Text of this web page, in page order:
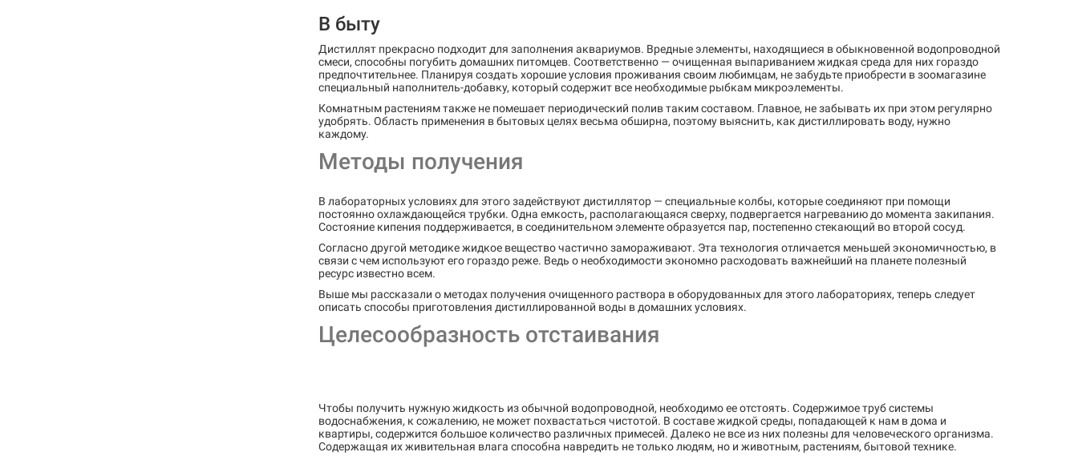
В быту
Дистиллят прекрасно подходит для заполнения аквариумов. Вредные элементы, находящиеся в обыкновенной водопроводной
смеси, способны погубить домашних питомцев. Соответственно — очищенная выпариванием жидкая среда для них гораздо
предпочтительнее. Планируя создать хорошие условия проживания своим любимцам, не забудьте приобрести в зоомагазине
специальный наполнитель-добавку, который содержит все необходимые рыбкам микроэлементы.
Комнатным растениям также не помешает периодический полив таким составом. Главное, не забывать их при этом регулярно
удобрять. Область применения в бытовых целях весьма обширна, поэтому выяснить, как дистиллировать воду, нужно
каждому.
Методы получения
В лабораторных условиях для этого задействуют дистиллятор — специальные колбы, которые соединяют при помощи
постоянно охлаждающейся трубки. Одна емкость, располагающаяся сверху, подвергается нагреванию до момента закипания.
Состояние кипения поддерживается, в соединительном элементе образуется пар, постепенно стекающий во второй сосуд.
Согласно другой методике жидкое вещество частично замораживают. Эта технология отличается меньшей экономичностью, в
связи с чем используют его гораздо реже. Ведь о необходимости экономно расходовать важнейший на планете полезный
ресурс известно всем.
Выше мы рассказали о методах получения очищенного раствора в оборудованных для этого лабораториях, теперь следует
описать способы приготовления дистиллированной воды в домашних условиях.
Целесообразность отстаивания
Чтобы получить нужную жидкость из обычной водопроводной, необходимо ее отстоять. Содержимое труб системы
водоснабжения, к сожалению, не может похвастаться чистотой. В составе жидкой среды, попадающей к нам в дома и
квартиры, содержится большое количество различных примесей. Далеко не все из них полезны для человеческого организма.
Содержащая их живительная влага способна навредить не только людям, но и животным, растениям, бытовой технике.